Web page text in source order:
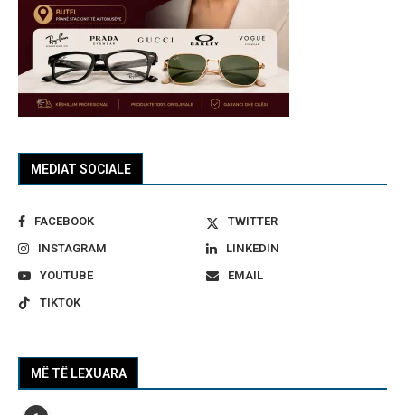
MEDIAT SOCIALE
FACEBOOK
TWITTER
INSTAGRAM
LINKEDIN
YOUTUBE
EMAIL
TIKTOK
MË TË LEXUARA